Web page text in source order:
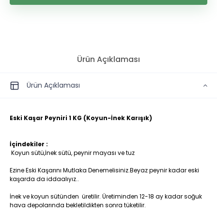
Ürün Açıklaması
Ürün Açıklaması
Eski Kaşar Peyniri 1 KG (Koyun-İnek Karışık)
İçindekiler :
Koyun sütü,İnek sütü, peynir mayası ve tuz
Ezine Eski Kaşarını Mutlaka Denemelisiniz.Beyaz peynir kadar eski
kaşarda da iddaalıyız..
İnek ve koyun sütünden üretilir. Üretiminden 12-18 ay kadar soğuk
hava depolarında bekletildikten sonra tüketilir.